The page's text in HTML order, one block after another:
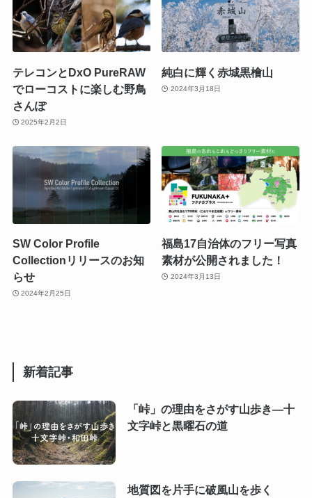
テレコンとDxO PureRAW
でローコストに楽しむ野鳥
さんぽ
2025年2月2日
純白に輝く赤城黒檜山
2024年3月18日
SW Color Profile
Collectionリリースのお知
らせ
2024年2月25日
福島17自治体のフリー写真
素材が公開されました！
2024年3月13日
新着記事
「峠」の理由をさがす山歩き―十
文字峠と黒曜石の道
地質図を片手に破風山を歩く